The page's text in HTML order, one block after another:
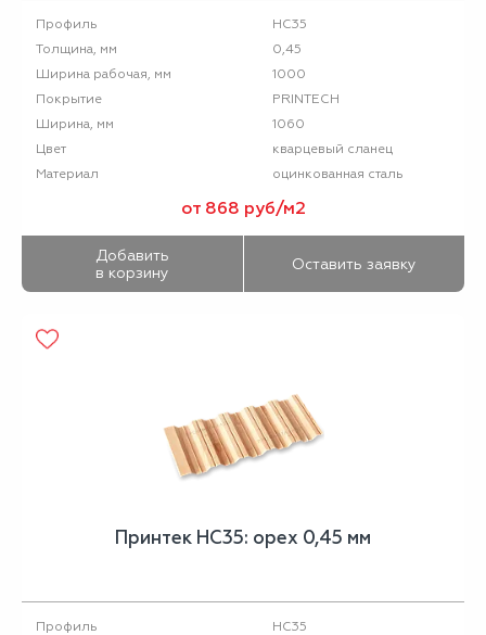
Профиль
НС35
Толщина, мм
0,45
Ширина рабочая, мм
1000
Покрытие
PRINTECH
Ширина, мм
1060
Цвет
кварцевый сланец
Материал
оцинкованная сталь
от 868 руб/м2
Добавить
в корзину
Оставить заявку
Принтек НС35: орех 0,45 мм
Профиль
НС35